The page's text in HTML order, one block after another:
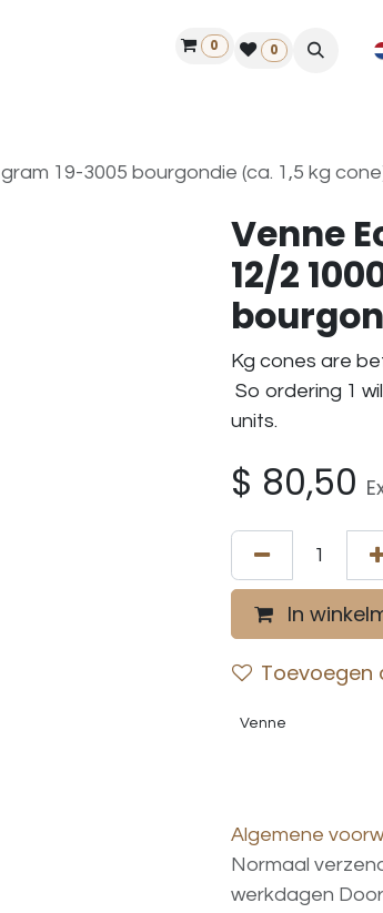
Vind een dealer
0 0
19-3005 bourgondie (ca. 1,5 kg
Venne
12/2
Kg cones are
So ordering 1
units.
$ 80,50
In
Toevoegen
Venne
Algemene
Normaal
werkdagen